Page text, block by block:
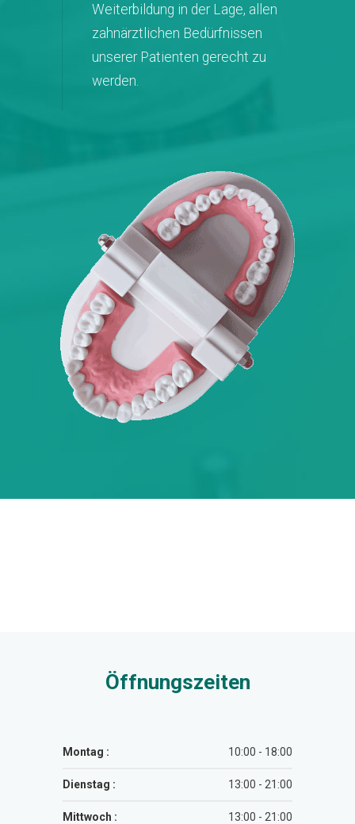
Weiterbildung in der Lage, allen
zahnärztlichen Bedürfnissen
unserer Patienten gerecht zu
werden.
Öffnungszeiten
Montag : 10:00 - 18:00
Dienstag : 13:00 - 21:00
Mittwoch : 13:00 - 21:00